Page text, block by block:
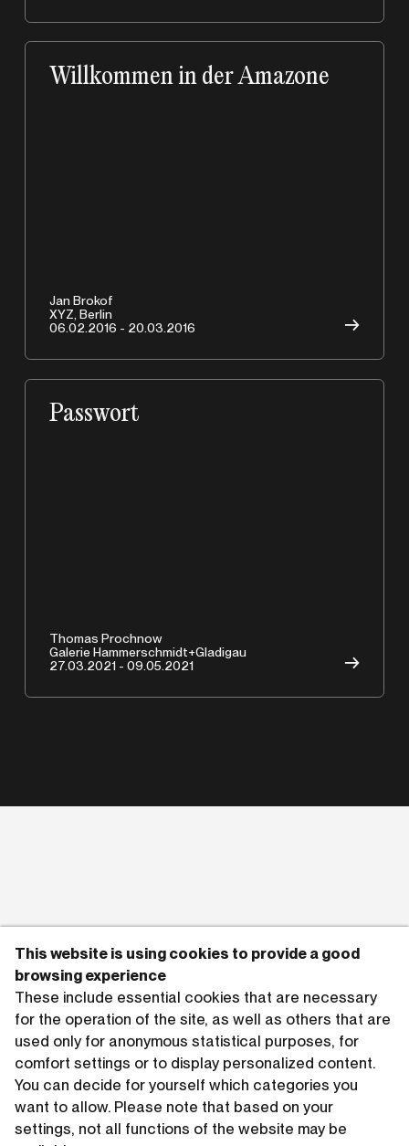
Willkommen in der Amazone
Jan Brokof
XYZ, Berlin
06.02.2016 - 20.03.2016
→
Passwort
Thomas Prochnow
Galerie Hammerschmidt+Gladigau
27.03.2021 - 09.05.2021
→
This website is using cookies to provide a good
browsing experience
These include essential cookies that are necessary
for the operation of the site, as well as others that are
used only for anonymous statistical purposes, for
comfort settings or to display personalized content.
You can decide for yourself which categories you
want to allow. Please note that based on your
settings, not all functions of the website may be